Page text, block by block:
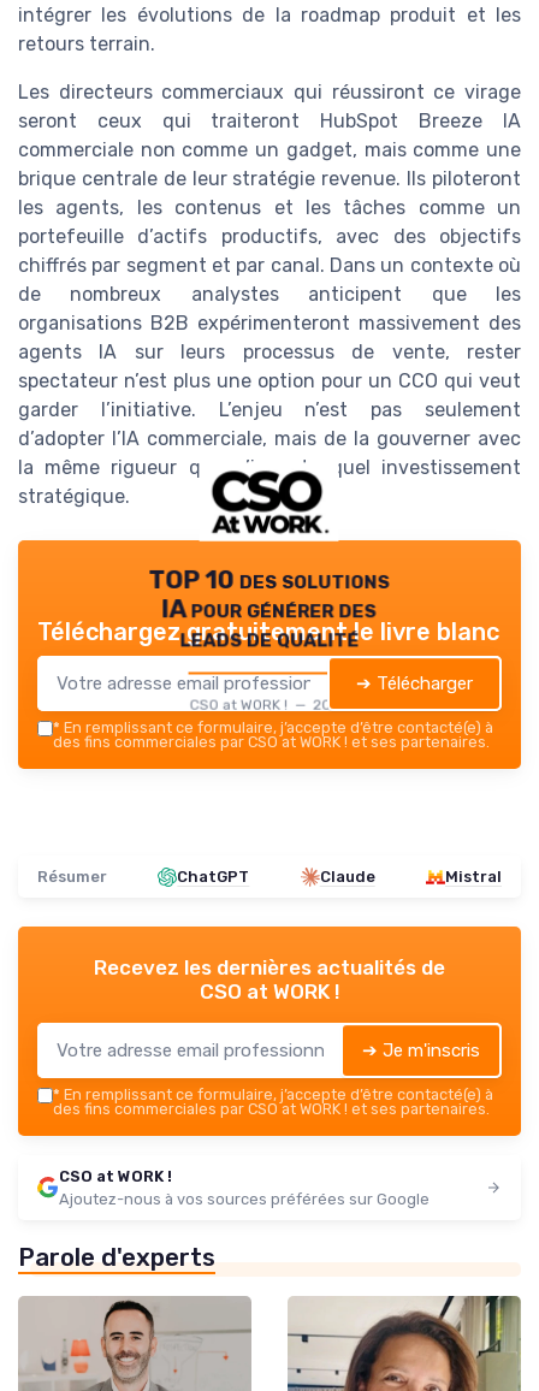
intégrer les évolutions de la roadmap produit et les
retours terrain.
Les directeurs commerciaux qui réussiront ce virage
seront ceux qui traiteront HubSpot Breeze IA
commerciale non comme un gadget, mais comme une
brique centrale de leur stratégie revenue. Ils piloteront
les agents, les contenus et les tâches comme un
portefeuille d’actifs productifs, avec des objectifs
chiffrés par segment et par canal. Dans un contexte où
de nombreux analystes anticipent que les
organisations B2B expérimenteront massivement des
agents IA sur leurs processus de vente, rester
spectateur n’est plus une option pour un CCO qui veut
garder l’initiative. L’enjeu n’est pas seulement
d’adopter l’IA commerciale, mais de la gouverner avec
la même rigueur que n’importe quel investissement
stratégique.
TOP 10 des solutions
IA pour générer des
leads de qualité
CSO at WORK ! — 2026
Téléchargez gratuitement le livre blanc
➔ Télécharger
* En remplissant ce formulaire, j’accepte d’être contacté(e) à
des fins commerciales par CSO at WORK ! et ses partenaires.
Résumer ChatGPT Claude Mistral
Recevez les dernières actualités de
CSO at WORK !
➔ Je m'inscris
* En remplissant ce formulaire, j’accepte d’être contacté(e) à
des fins commerciales par CSO at WORK ! et ses partenaires.
CSO at WORK !
Ajoutez-nous à vos sources préférées sur Google
Parole d'experts